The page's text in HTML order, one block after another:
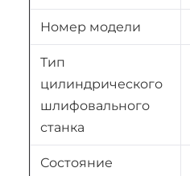
Номер модели
Тип
цилиндрического
шлифовального
станка
Состояние